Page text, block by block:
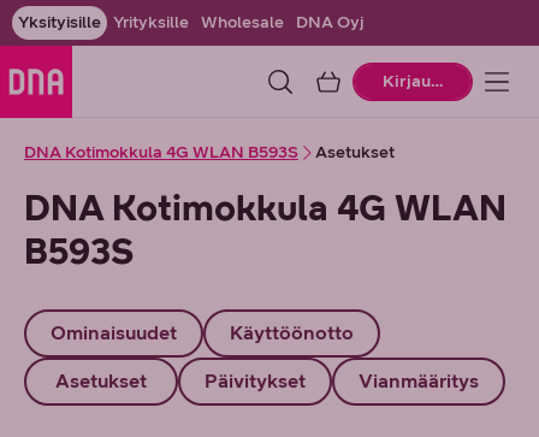
Yksityisille Yrityksille Wholesale DNA Oyj
OstoskoriKirjaudu
DNA Kotimokkula 4G WLAN B593S Asetukset
DNA Kotimokkula 4G WLAN
B593S
Ominaisuudet Käyttöönotto
Asetukset Päivitykset Vianmääritys